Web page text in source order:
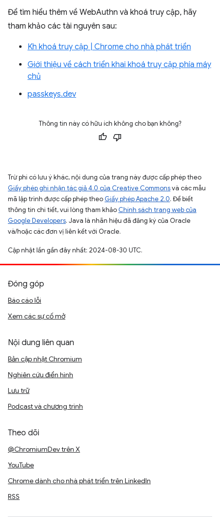
Để tìm hiểu thêm về WebAuthn và khoá truy cập, hãy
tham khảo các tài nguyên sau:
Kh khoá truy cập | Chrome cho nhà phát triển
Giới thiệu về cách triển khai khoá truy cập phía máy
chủ
passkeys.dev
Thông tin này có hữu ích không cho bạn không?
Trừ phi có lưu ý khác, nội dung của trang này được cấp phép theo
Giấy phép ghi nhận tác giả 4.0 của Creative Commonsvà các mẫu
mã lập trình được cấp phép theo Giấy phép Apache 2.0. Để biết
thông tin chi tiết, vui lòng tham khảo Chính sách trang web của
Google Developers. Java là nhãn hiệu đã đăng ký của Oracle
và/hoặc các đơn vị liên kết với Oracle.
Cập nhật lần gần đây nhất: 2024-08-30 UTC.
Đóng góp
Báo cáo lỗi
Xem các sự cố mở
Nội dung liên quan
Bản cập nhật Chromium
Nghiên cứu điển hình
Lưu trữ
Podcast và chương trình
Theo dõi
@ChromiumDev trên X
YouTube
Chrome dành cho nhà phát triển trên LinkedIn
RSS